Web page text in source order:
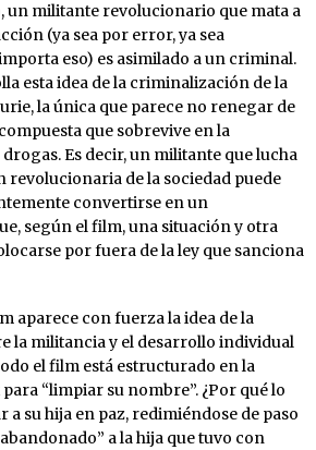
un militante revolucionario que mata a
(ya sea por error, ya sea
eso) es asimilado a un criminal.
esta idea de la criminalización de la
la única que parece no renegar de
que sobrevive en la
Es decir, un militante que lucha
de la sociedad puede
convertirse en un
según el film, una situación y otra
por fuera de la ley que sanciona
aparece con fuerza la idea de la
la militancia y el desarrollo individual
el film está estructurado en la
“limpiar su nombre”. ¿Por qué lo
a su hija en paz, redimiéndose de paso
a la hija que tuvo con